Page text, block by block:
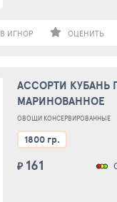
В ИГНОР ОЦЕНИТЬ
АССОРТИ КУБАНЬ
МАРИНОВАННОЕ
ОВОЩИ КОНСЕРВИРОВАННЫЕ
1800 гр.
₽ 161